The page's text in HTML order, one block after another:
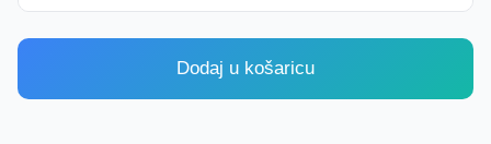
Dodaj u košaricu